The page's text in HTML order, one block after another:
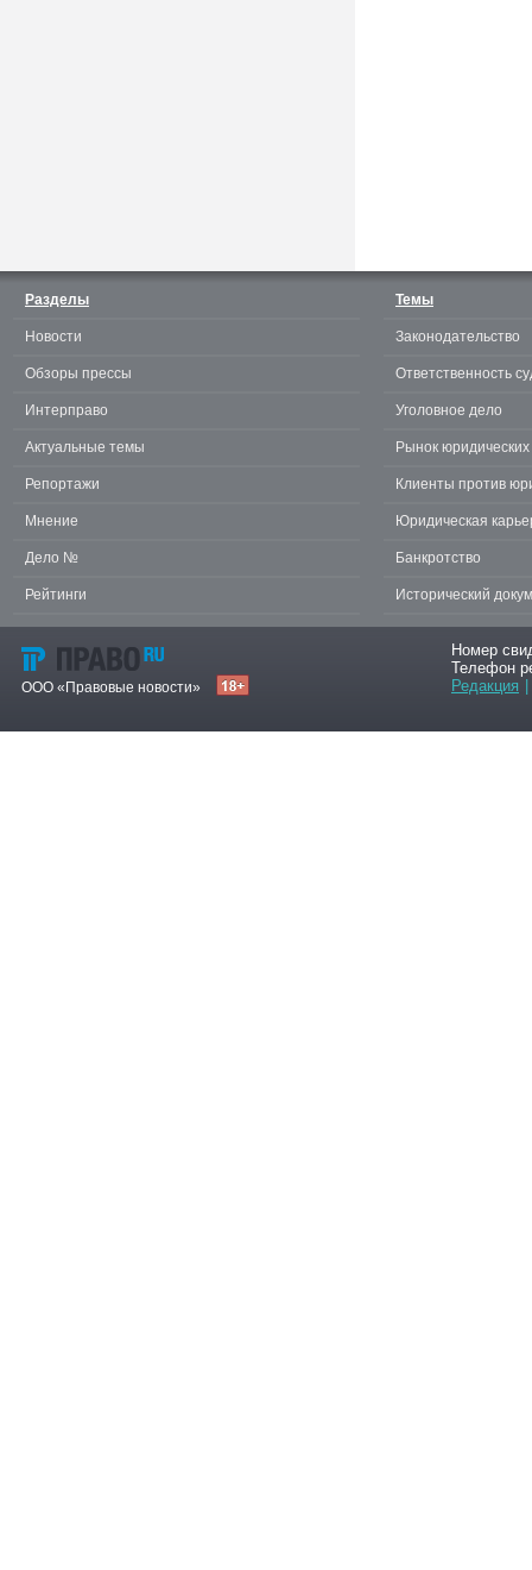
Разделы
Новости
Обзоры прессы
Интерправо
Актуальные темы
Репортажи
Мнение
Дело №
Рейтинги
Темы
Законодательство
Ответственность
Уголовное дело
Рынок юридических
Клиенты против
Юридическая
Банкротство
Исторический
ООО «Правовые новости»
Номер
Телефон
Редакция